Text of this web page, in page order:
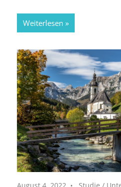
Weiterlesen